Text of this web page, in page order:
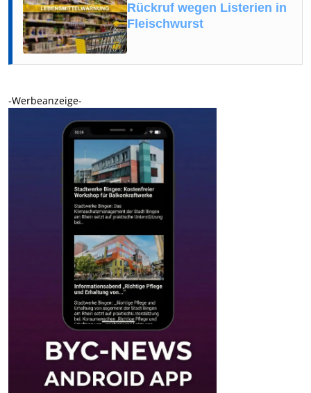
Rückruf wegen Listerien in
Fleischwurst
-Werbeanzeige-